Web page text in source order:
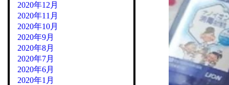
2020年12月
2020年11月
2020年10月
2020年9月
2020年8月
2020年7月
2020年6月
2020年1月